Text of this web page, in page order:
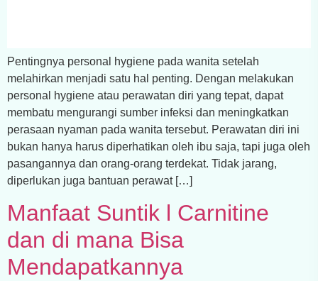
Pentingnya personal hygiene pada wanita setelah
melahirkan menjadi satu hal penting. Dengan melakukan
personal hygiene atau perawatan diri yang tepat, dapat
membatu mengurangi sumber infeksi dan meningkatkan
perasaan nyaman pada wanita tersebut. Perawatan diri ini
bukan hanya harus diperhatikan oleh ibu saja, tapi juga oleh
pasangannya dan orang-orang terdekat. Tidak jarang,
diperlukan juga bantuan perawat […]
Manfaat Suntik l Carnitine
dan di mana Bisa
Mendapatkannya